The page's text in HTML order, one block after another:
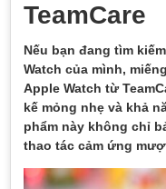
TeamCare
Nếu bạn đang tìm
Watch của mình,
Apple Watch từ
kế mỏng nhẹ và khả
phẩm này không chỉ
thao tác cảm ứng